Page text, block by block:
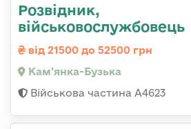
Розвідник,
військовослужбовець
від 21500 до 52500 грн
Кам'янка-Бузька
Військова частина А4623